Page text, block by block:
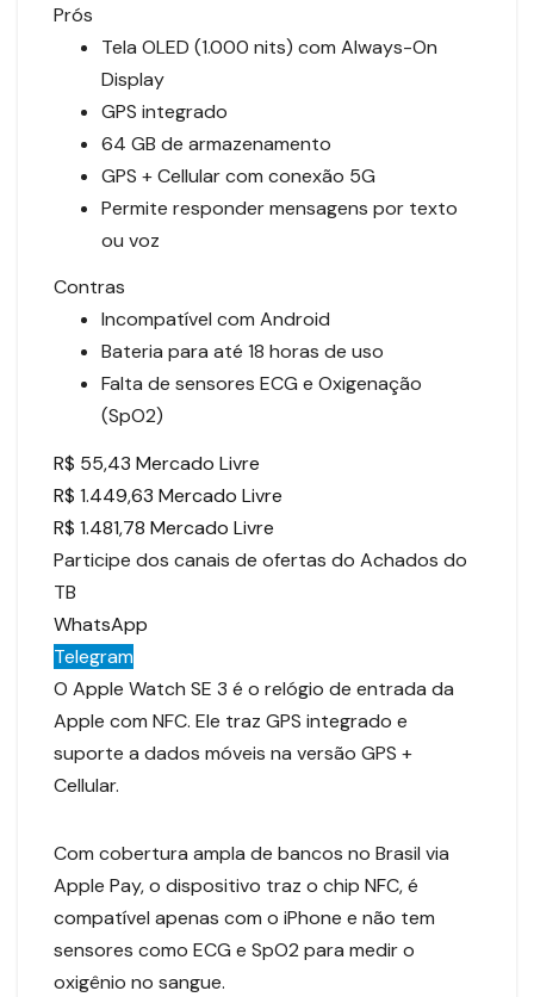
Prós
Tela OLED (1.000 nits) com Always-On
Display
GPS integrado
64 GB de armazenamento
GPS + Cellular com conexão 5G
Permite responder mensagens por texto
ou voz
Contras
Incompatível com Android
Bateria para até 18 horas de uso
Falta de sensores ECG e Oxigenação
(SpO2)
R$ 55,43 Mercado Livre
R$ 1.449,63 Mercado Livre
R$ 1.481,78 Mercado Livre
Participe dos canais de ofertas do Achados do
TB
WhatsApp
Telegram
O Apple Watch SE 3 é o relógio de entrada da
Apple com NFC. Ele traz GPS integrado e
suporte a dados móveis na versão GPS +
Cellular.
Com cobertura ampla de bancos no Brasil via
Apple Pay, o dispositivo traz o chip NFC, é
compatível apenas com o iPhone e não tem
sensores como ECG e SpO2 para medir o
oxigênio no sangue.